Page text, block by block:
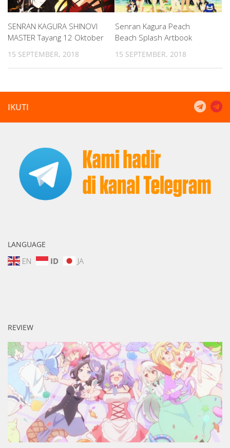
SENRAN KAGURA SHINOVI
MASTER Tayang 12 Oktober
15 SEPTEMBER, 2018
Senran Kagura Peach
Beach Splash Artbook
15 SEPTEMBER, 2018
IKUTI
LANGUAGE
EN ID JA
REVIEW